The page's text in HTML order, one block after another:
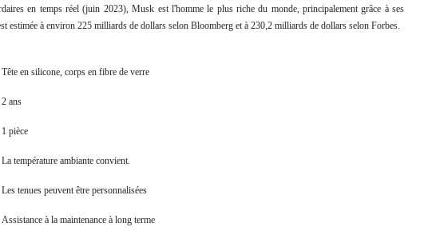
en temps réel (juin 2023), Musk est l'homme le plus riche du monde, principalement grâce à ses
estimée à environ 225 milliards de dollars selon Bloomberg et à 230,2 milliards de dollars selon Forbes.
Tête en silicone, corps en fibre de verre
2 ans
1 pièce
La température ambiante convient.
Les tenues peuvent être personnalisées
Assistance à la maintenance à long terme